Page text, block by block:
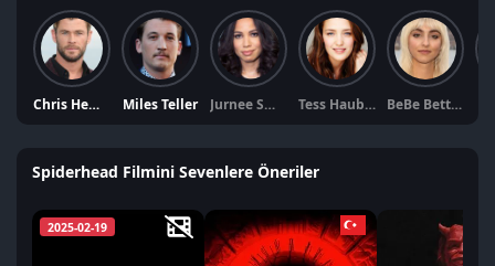
Chris Hemsworth Miles Teller Jurnee Smollett Tess Haubrich BeBe Bettencourt
Spiderhead Filmini Sevenlere Öneriler
2025-02-19